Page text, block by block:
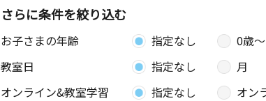
さらに条件を絞り込む
お子さまの年齢 指定なし 0歳〜
教室日
指定なし 月
オンライン&教室学習
指定なし オン